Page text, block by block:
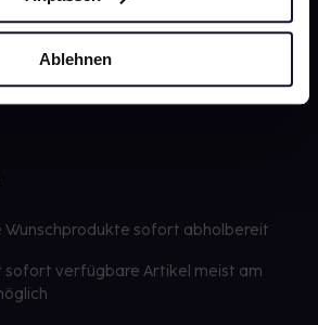
Ablehnen
Wunschprodukte sofort abholbereit
sofort verfügbare Artikel meist am